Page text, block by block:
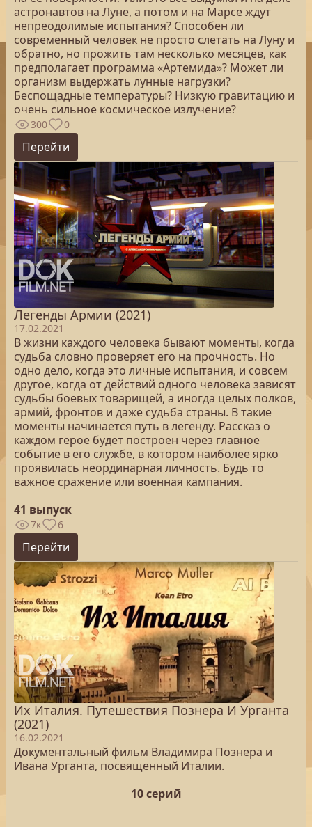
астронавтов на Луне, а потом и на Марсе ждут
непреодолимые испытания? Способен ли
современный человек не просто слетать на Луну и
обратно, но прожить там несколько месяцев, как
предполагает программа «Артемида»? Может ли
организм выдержать лунные нагрузки?
Беспощадные температуры? Низкую гравитацию и
очень сильное космическое излучение?
300 0
Перейти
Легенды Армии (2021)
17.02.2021
В жизни каждого человека бывают моменты, когда
судьба словно проверяет его на прочность. Но
одно дело, когда это личные испытания, и совсем
другое, когда от действий одного человека зависят
судьбы боевых товарищей, а иногда целых полков,
армий, фронтов и даже судьба страны. В такие
моменты начинается путь в легенду. Рассказ о
каждом герое будет построен через главное
событие в его службе, в котором наиболее ярко
проявилась неординарная личность. Будь то
важное сражение или военная кампания.
41 выпуск
7к 6
Перейти
Их Италия. Путешествия Познера И Урганта
(2021)
16.02.2021
Документальный фильм Владимира Познера и
Ивана Урганта, посвященный Италии.
10 серий